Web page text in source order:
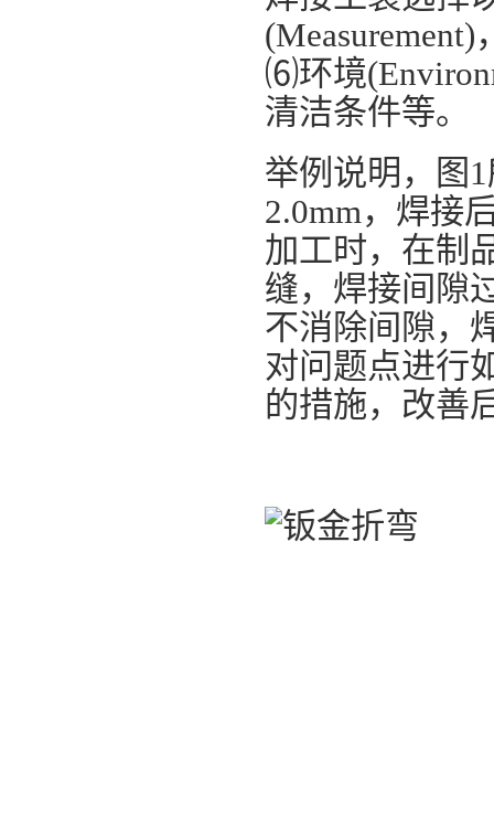
⑹环境
清洁条件等。
举例说明，图
2.0mm，焊接
加工时，在制
缝，焊接间隙
不消除间隙，
对问题点进行
的措施，改善